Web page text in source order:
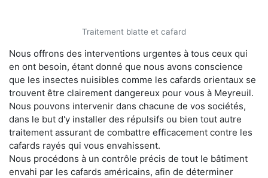
Traitement blatte et cafard
Nous offrons des interventions urgentes à tous ceux qui
en ont besoin, étant donné que nous avons conscience
que les insectes nuisibles comme les cafards orientaux se
trouvent être clairement dangereux pour vous à Meyreuil.
Nous pouvons intervenir dans chacune de vos sociétés,
dans le but d'y installer des répulsifs ou bien tout autre
traitement assurant de combattre efficacement contre les
cafards rayés qui vous envahissent.
Nous procédons à un contrôle précis de tout le bâtiment
envahi par les cafards américains, afin de déterminer